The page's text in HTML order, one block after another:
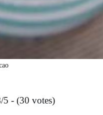
5 - (30 votes)